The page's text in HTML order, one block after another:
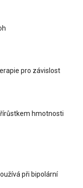
pro závislost
hmotnosti
při bipolární